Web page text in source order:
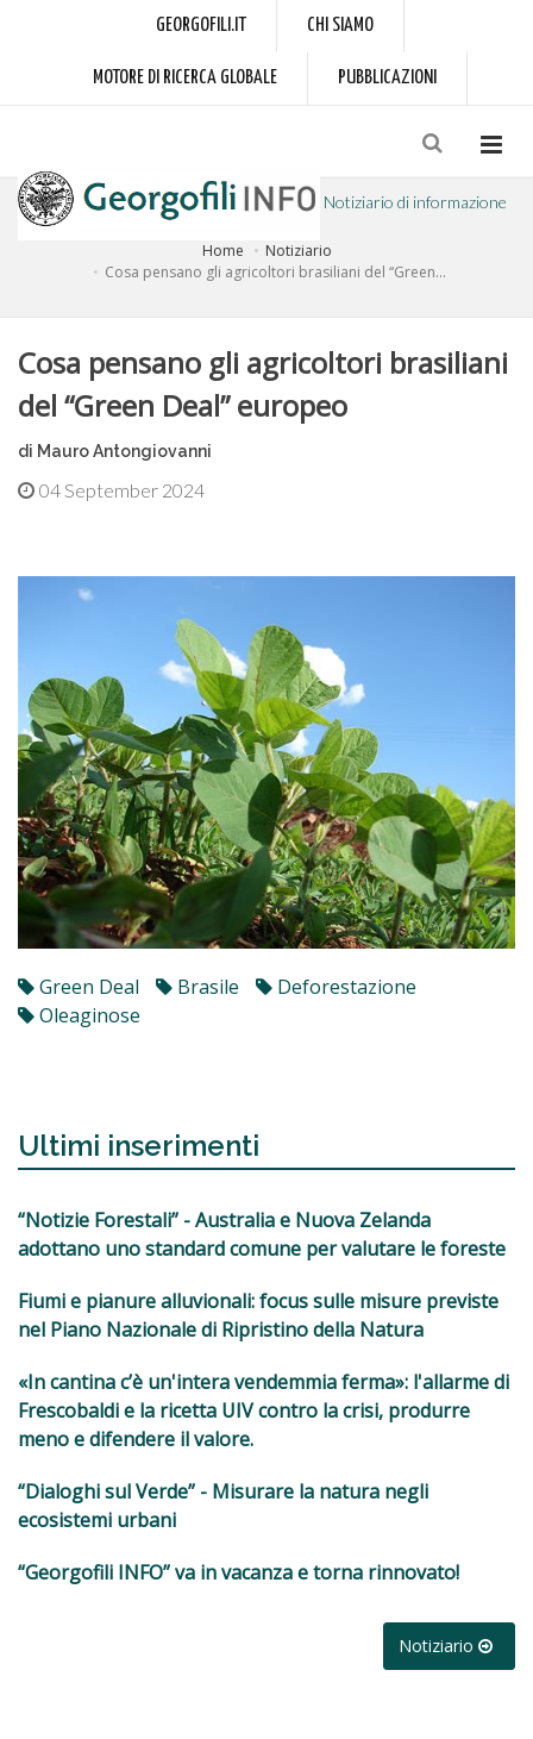
GEORGOFILI.IT CHI SIAMO
MOTORE DI RICERCA GLOBALE PUBBLICAZIONI
Notiziario di informazione
a cura dell'Accademia dei Georgofili
Home
Notiziario
Cosa pensano gli agricoltori brasiliani del “Green...
Cosa pensano gli agricoltori brasiliani
del “Green Deal” europeo
di Mauro Antongiovanni
04 September 2024
Green Deal Brasile
Deforestazione
Oleaginose
Ultimi inserimenti
“Notizie Forestali” - Australia e Nuova Zelanda
adottano uno standard comune per valutare le foreste
Fiumi e pianure alluvionali: focus sulle misure previste
nel Piano Nazionale di Ripristino della Natura
«In cantina c’è un'intera vendemmia ferma»: l'allarme di
Frescobaldi e la ricetta UIV contro la crisi, produrre
meno e difendere il valore.
“Dialoghi sul Verde” - Misurare la natura negli
ecosistemi urbani
“Georgofili INFO” va in vacanza e torna rinnovato!
Notiziario